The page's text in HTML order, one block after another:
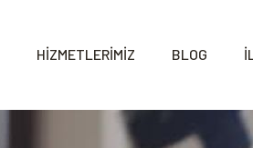
HİZMETLERİMİZ BLOG